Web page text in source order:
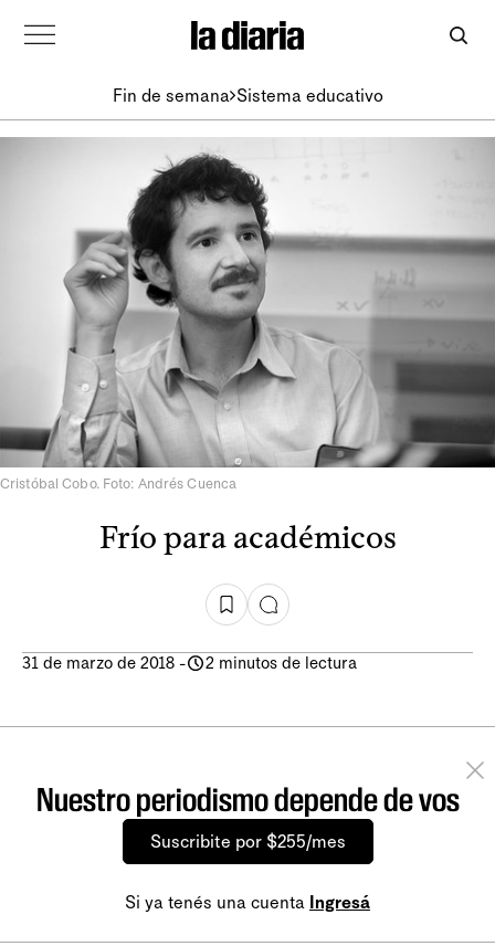
Fin de semana Sistema educativo
Cristóbal Cobo. Foto: Andrés Cuenca
Frío para académicos
31 de marzo de 2018 - 2 minutos de lectura
Nuestro periodismo depende de vos
Suscribite por $255/mes
Si ya tenés una cuenta Ingresá